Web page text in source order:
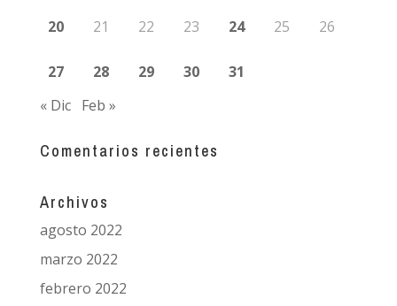
20 21 22 23 24 25 26
27 28 29 30
31
« Dic
Feb »
Comentarios recientes
Archivos
agosto 2022
marzo 2022
febrero 2022